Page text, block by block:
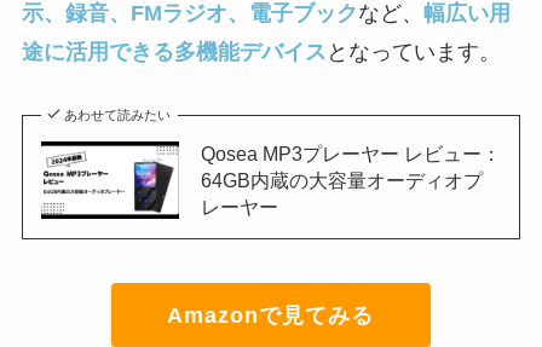
示、録音、FMラジオ、電子ブックなど、 幅広い用
途に活用できる多機能デバイス となっています。
あわせて読みたい
Qosea MP3プレーヤー レビュー：
64GB内蔵の大容量オーディオプ
レーヤー
Amazonで見てみる